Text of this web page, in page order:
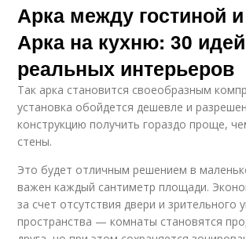
Арка между гостиной
Арка на кухню: 30
реальных интерьеров
Так арка становится своеобразным
установка обойдется дешевле и
конструкцию получить гораздо проще,
стены.
Это будет отличным решением в
важен каждый сантиметр площади.
за счет отсутствия двери и зрительного
пространства — комнаты становятся